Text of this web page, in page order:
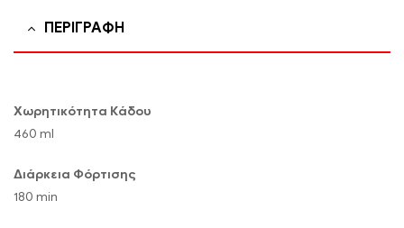
ΠΕΡΙΓΡΑΦΉ
Χωρητικότητα Κάδου
460 ml
Διάρκεια Φόρτισης
180 min